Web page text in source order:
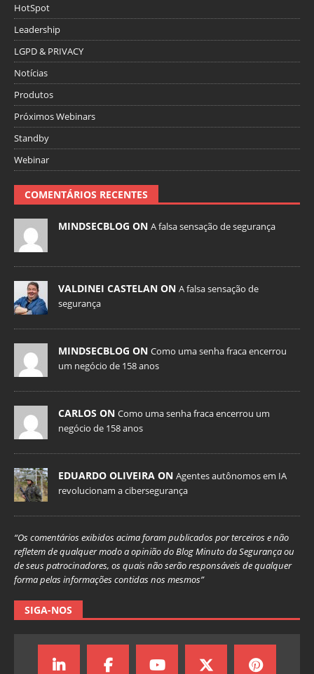
HotSpot
Leadership
LGPD & PRIVACY
Notícias
Produtos
Próximos Webinars
Standby
Webinar
COMENTÁRIOS RECENTES
MINDSECBLOG ON A falsa sensação de segurança
VALDINEI CASTELAN ON A falsa sensação de
segurança
MINDSECBLOG ON Como uma senha fraca encerrou
um negócio de 158 anos
CARLOS ON Como uma senha fraca encerrou um
negócio de 158 anos
EDUARDO OLIVEIRA ON Agentes autônomos em IA
revolucionam a cibersegurança
“Os comentários exibidos acima foram publicados por terceiros e não
refletem de qualquer modo a opinião do Blog Minuto da Segurança ou
de seus patrocinadores, os quais não serão responsáveis de qualquer
forma pelas informações contidas nos mesmos”
SIGA-NOS